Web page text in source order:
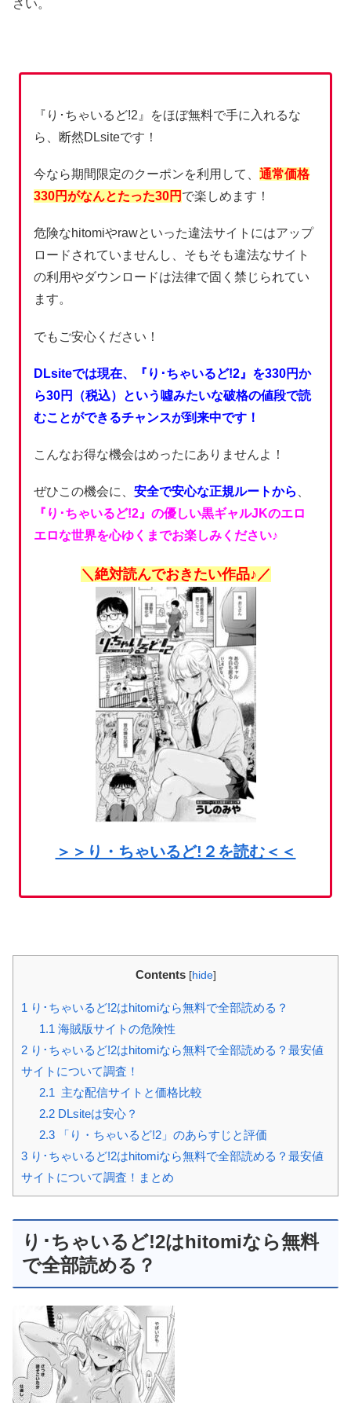
さい。
『り･ちゃいるど!2』をほぼ無料で手に入れるな
ら、断然DLsiteです！
今なら期間限定のクーポンを利用して、通常価格
330円がなんとたった30円 で楽しめます！
危険なhitomiやrawといった違法サイトにはアップ
ロードされていませんし、そもそも違法なサイト
の利用やダウンロードは法律で固く禁じられてい
ます。
でもご安心ください！
DLsiteでは現在、『り･ちゃいるど!2』を330円か
ら30円（税込）という噓みたいな破格の値段で読
むことができるチャンスが到来中です！
こんなお得な機会はめったにありませんよ！
ぜひこの機会に、安全で安心な正規ルートから
『り･ちゃいるど!2』の優しい黒ギャルJKのエロ
エロな世界を心ゆくまでお楽しみください♪
＼絶対読んでおきたい作品♪／
＞＞り・ちゃいるど!２を読む＜＜
Contents [hide]
1 り･ちゃいるど!2はhitomiなら無料で全部読める？
1.1海賊版サイトの危険性
2 り･ちゃいるど!2はhitomiなら無料で全部読める？最安値
サイトについて調査！
2.1主な配信サイトと価格比較
2.2DLsiteは安心？
2.3「り・ちゃいるど!2」のあらすじと評価
3 り･ちゃいるど!2はhitomiなら無料で全部読める？最安値
サイトについて調査！まとめ
り･ちゃいるど!2はhitomiなら無料
で全部読める？